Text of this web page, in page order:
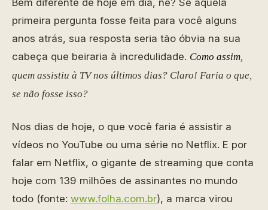
Bem diferente de hoje em dia, né? Se aquela
primeira pergunta fosse feita para você alguns
anos atrás, sua resposta seria tão óbvia na sua
cabeça que beiraria à incredulidade. Como assim,
quem assistiu à TV nos últimos dias? Claro! Faria o que,
se não fosse isso?
Nos dias de hoje, o que você faria é assistir a
vídeos no YouTube ou uma série no Netflix. E por
falar em Netflix, o gigante de streaming que conta
hoje com 139 milhões de assinantes no mundo
todo (fonte: www.folha.com.br), a marca virou